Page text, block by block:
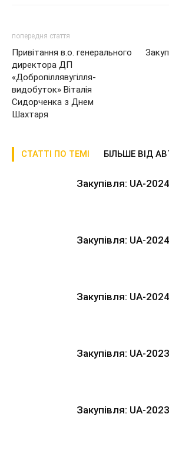
попередня стаття
Привітання в.о. генерального
директора ДП
«Добропіллявугілля-
видобуток» Віталія
Сидорченка з Днем
Шахтаря
СТАТТІ ПО ТЕМІ БІЛЬШЕ ВІД
Закупівля: UA-
Закупівля: UA-
Закупівля: UA-
Закупівля: UA-
Закупівля: UA-